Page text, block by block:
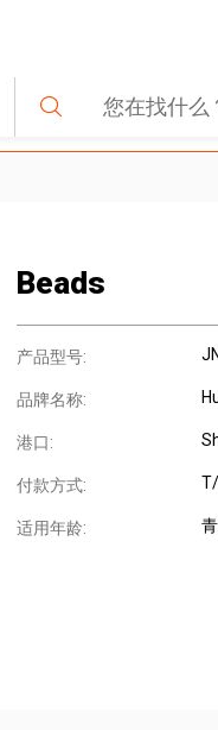
Beads
产品型号:
品牌名称:
港口:
付款方式:
适用年龄: